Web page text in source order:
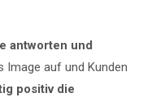
antworten und
Image auf und Kunden
positiv die